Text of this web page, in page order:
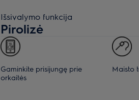
Išsivalymo funkcija
Pirolizė
Gaminkite prisijungę prie
orkaitės
Maisto